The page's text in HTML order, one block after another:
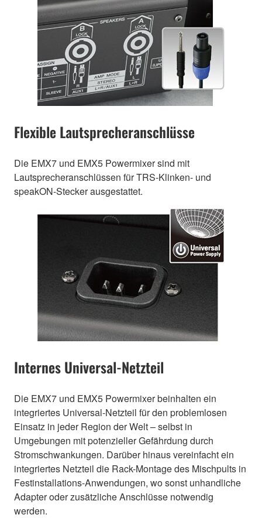
Flexible Lautsprecheranschlüsse
Die EMX7 und EMX5 Powermixer sind mit
Lautsprecheranschlüssen für TRS-Klinken- und
speakON-Stecker ausgestattet.
Internes Universal-Netzteil
Die EMX7 und EMX5 Powermixer beinhalten ein
integriertes Universal-Netzteil für den problemlosen
Einsatz in jeder Region der Welt – selbst in
Umgebungen mit potenzieller Gefährdung durch
Stromschwankungen. Darüber hinaus vereinfacht ein
integriertes Netzteil die Rack-Montage des Mischpults in
Festinstallations-Anwendungen, wo sonst unhandliche
Adapter oder zusätzliche Anschlüsse notwendig
werden.